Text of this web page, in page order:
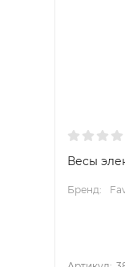
Весы
Бренд: